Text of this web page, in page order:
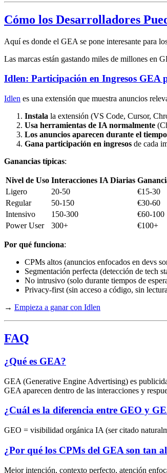
Cómo los Desarrolladores
Aquí es donde el GEA se pone interesante para
Las marcas están gastando miles de millones en
Idlen: Participación en Ingresos GEA
Idlen es una extensión que muestra anuncios
Instala la extensión (VS Code, Cursor,
Usa herramientas de IA normalmente
Los anuncios aparecen durante el
Gana participación en ingresos de cada
Ganancias típicas:
Nivel de Uso Interacciones IA Diarias
Ligero
20-50
€15-30
Regular
50-150
€30-60
Intensivo
150-300
€60-100
Power User
300+ €100+
Por qué funciona:
CPMs altos (anuncios enfocados en devs
Segmentación perfecta (detección de tech
No intrusivo (solo durante tiempos de
Privacy-first (sin acceso a código, sin
→ Empieza a ganar con Idlen
FAQ
¿Qué es GEA?
GEA (Generative Engine Advertising) es
GEA aparecen dentro de las interacciones y
¿Cuál es la diferencia entre GEO y
GEO = visibilidad orgánica IA (ser citado
¿Por qué los CPMs del GEA son tan
Mejor intención, contexto perfecto, atención